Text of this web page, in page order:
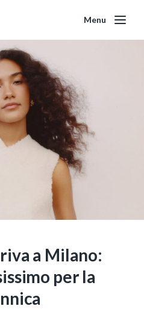
Menu
a Milano:
per la